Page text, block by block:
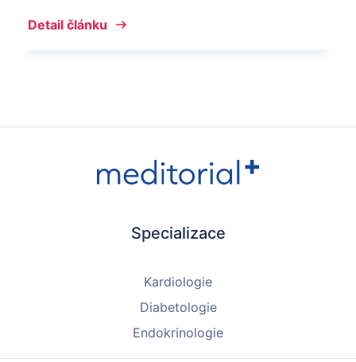
Detail článku
Specializace
Kardiologie
Diabetologie
Endokrinologie